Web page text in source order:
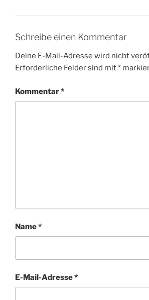
Schreibe einen Kommentar
Deine E-Mail-Adresse wird nicht
Erforderliche Felder sind mit*
Kommentar*
Name*
E-Mail-Adresse*